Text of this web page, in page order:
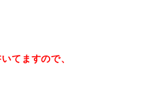
てますので、